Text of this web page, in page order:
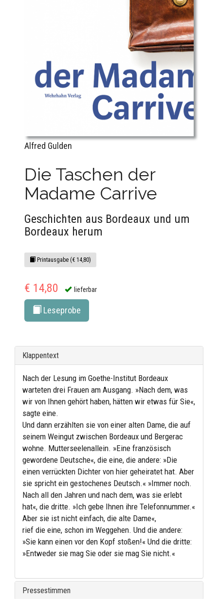
Alfred Gulden
Die Taschen der
Madame Carrive
Geschichten aus Bordeaux und um
Bordeaux herum
Printausgabe (€ 14,80)
€ 14,80 lieferbar
Leseprobe
Klappentext
Nach der Lesung im Goethe-Institut Bordeaux
warteten drei Frauen am Ausgang. »Nach dem, was
wir von Ihnen gehört haben, hätten wir etwas für Sie«,
sagte eine.
Und dann erzählten sie von einer alten Dame, die auf
seinem Weingut zwischen Bordeaux und Bergerac
wohne. Mutterseelenallein. »Eine französisch
gewordene Deutsche«, die eine, die andere: »Die
einen verrückten Dichter von hier geheiratet hat. Aber
sie spricht ein gestochenes Deutsch.« »Immer noch.
Nach all den Jahren und nach dem, was sie erlebt
hat«, die dritte. »Ich gebe Ihnen ihre Telefonnummer.«
Aber sie ist nicht einfach, die alte Dame«,
rief die eine, schon im Weggehen. Und die andere:
»Sie kann einen vor den Kopf stoßen!« Und die dritte:
»Entweder sie mag Sie oder sie mag Sie nicht.«
Pressestimmen